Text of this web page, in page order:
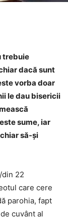
trebuie
dacă sunt
vorba doar
le dau bisericii
sume, iar
să-şi
22
care cere
parohia, fapt
cuvânt al